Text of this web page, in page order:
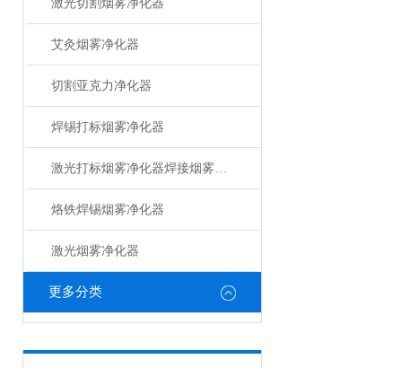
激光切割烟雾净化器
艾灸烟雾净化器
切割亚克力净化器
焊锡打标烟雾净化器
激光打标烟雾净化器焊接烟雾净化器
烙铁焊锡烟雾净化器
激光烟雾净化器
更多分类